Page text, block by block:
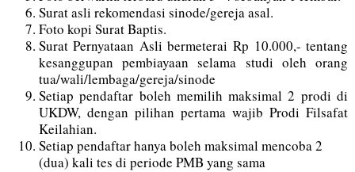
Surat asli rekomendasi sinode/gereja asal.
Foto kopi Surat Baptis.
Surat Pernyataan Asli bermeterai Rp 10.000,- tentang
kesanggupan pembiayaan selama studi oleh orang
tua/wali/lembaga/gereja/sinode
Setiap pendaftar boleh memilih maksimal 2 prodi di
UKDW, dengan pilihan pertama wajib Prodi Filsafat
Keilahian.
Setiap pendaftar hanya boleh maksimal mencoba 2
(dua) kali tes di periode PMB yang sama